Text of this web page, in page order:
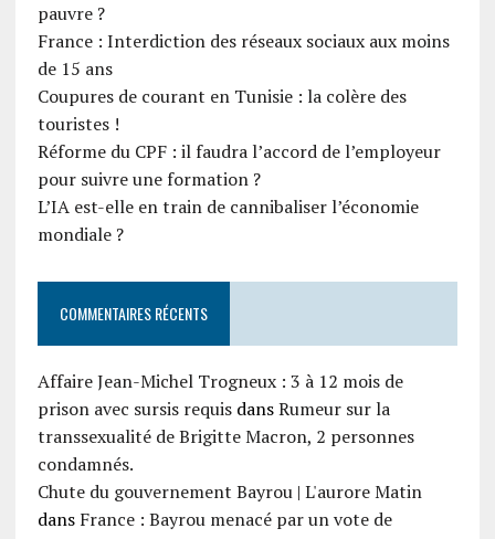
pauvre ?
France : Interdiction des réseaux sociaux aux moins
de 15 ans
Coupures de courant en Tunisie : la colère des
touristes !
Réforme du CPF : il faudra l’accord de l’employeur
pour suivre une formation ?
L’IA est-elle en train de cannibaliser l’économie
mondiale ?
COMMENTAIRES RÉCENTS
Affaire Jean-Michel Trogneux : 3 à 12 mois de
prison avec sursis requisdansRumeur sur la
transsexualité de Brigitte Macron, 2 personnes
condamnés.
Chute du gouvernement Bayrou | L'aurore Matin
dans France : Bayrou menacé par un vote de